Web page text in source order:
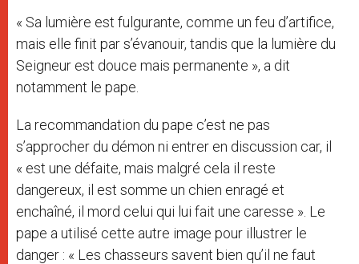
« Sa lumière est fulgurante, comme un feu d’artifice,
mais elle finit par s’évanouir, tandis que la lumière du
Seigneur est douce mais permanente », a dit
notamment le pape.
La recommandation du pape c’est ne pas
s’approcher du démon ni entrer en discussion car, il
« est une défaite, mais malgré cela il reste
dangereux, il est somme un chien enragé et
enchaîné, il mord celui qui lui fait une caresse ». Le
pape a utilisé cette autre image pour illustrer le
danger : « Les chasseurs savent bien qu’il ne faut